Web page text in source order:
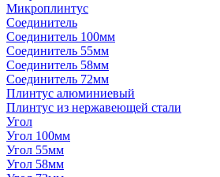
Микроплинтус
Соединитель
Соединитель 100мм
Соединитель 55мм
Соединитель 58мм
Соединитель 72мм
Плинтус алюминиевый
Плинтус из нержавеющей стали
Угол
Угол 100мм
Угол 55мм
Угол 58мм